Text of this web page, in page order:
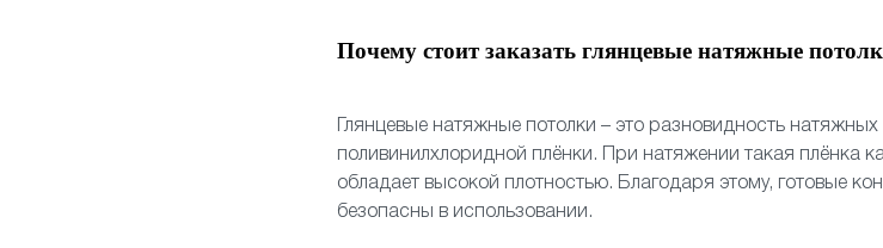
Почему стоит заказать глянцевые натяжные
Глянцевые натяжные потолки – это разновидность
поливинилхлоридной плёнки. При натяжении такая плёнка
обладает высокой плотностью. Благодаря этому, готовые
безопасны в использовании.